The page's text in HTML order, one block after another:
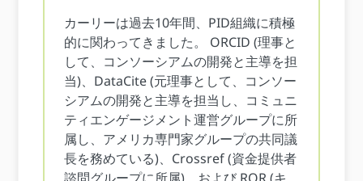
カーリーは過去10年間、PID組織に積極
的に関わってきました。 ORCID (理事と
して、コンソーシアムの開発と主導を担
当)、DataCite (元理事として、コンソー
シアムの開発と主導を担当し、コミュニ
ティエンゲージメント運営グループに所
属し、アメリカ専門家グループの共同議
長を務めている)、Crossref (資金提供者